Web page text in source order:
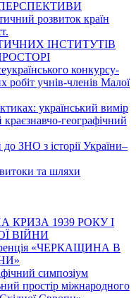
розвиток країн
ІНСТИТУТІВ
конкурсу-
робіт учнів-членів Малої
український вимір
географічний
ЗНО з історії України–
та шляхи
1939 РОКУ І
ВІЙНИ
«ЧЕРКАЩИНА В
симпозіум
простір міжнародного